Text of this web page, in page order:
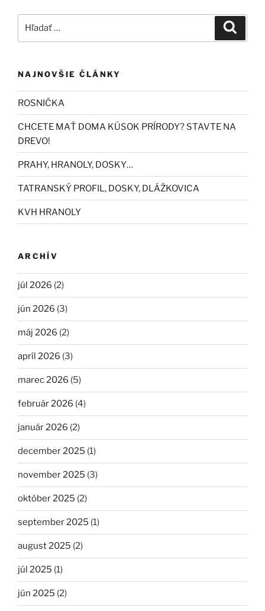
NAJNOVŠIE ČLÁNKY
ROSNIČKA
CHCETE MAŤ DOMA KÚSOK PRÍRODY? STAVTE NA
DREVO!
PRAHY, HRANOLY, DOSKY…
TATRANSKÝ PROFIL, DOSKY, DLÁŽKOVICA
KVH HRANOLY
ARCHÍV
júl 2026 (2)
jún 2026 (3)
máj 2026 (2)
apríl 2026 (3)
marec 2026 (5)
február 2026 (4)
január 2026 (2)
december 2025 (1)
november 2025 (3)
október 2025 (2)
september 2025 (1)
august 2025 (2)
júl 2025 (1)
jún 2025 (2)